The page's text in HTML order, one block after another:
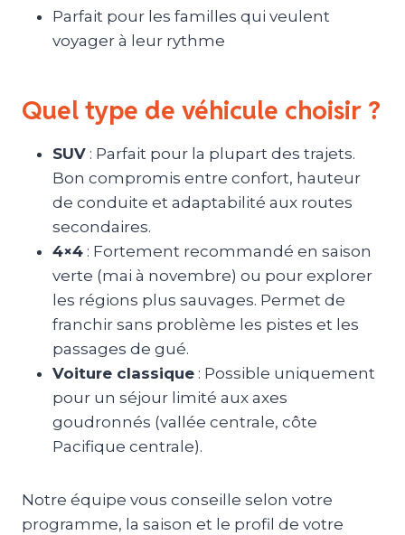
Parfait pour les familles qui veulent
voyager à leur rythme
Quel type de véhicule choisir ?
SUV : Parfait pour la plupart des trajets.
Bon compromis entre confort, hauteur
de conduite et adaptabilité aux routes
secondaires.
4×4 : Fortement recommandé en saison
verte (mai à novembre) ou pour explorer
les régions plus sauvages. Permet de
franchir sans problème les pistes et les
passages de gué.
Voiture classique : Possible uniquement
pour un séjour limité aux axes
goudronnés (vallée centrale, côte
Pacifique centrale).
Notre équipe vous conseille selon votre
programme, la saison et le profil de votre